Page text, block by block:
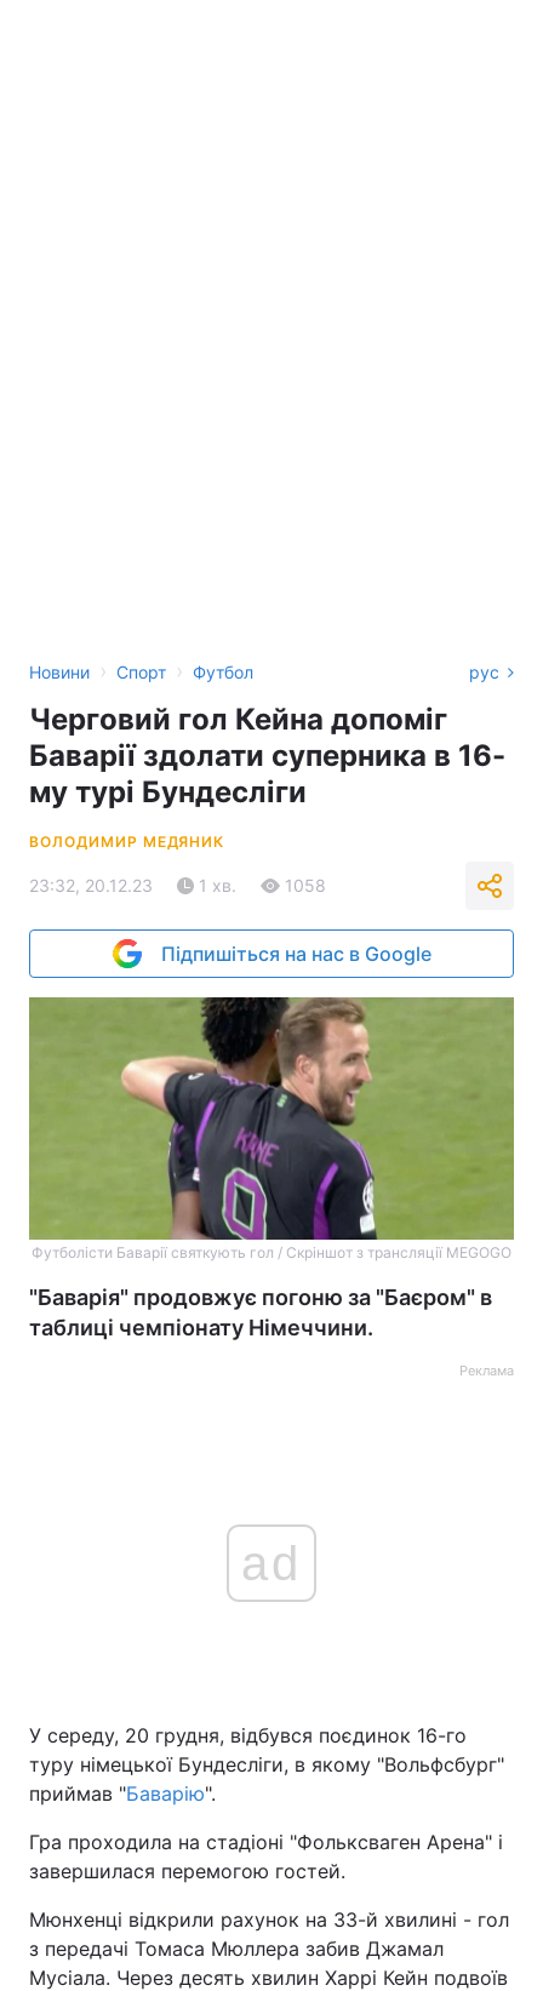
Новини › Спорт › Футбол рус
Черговий гол Кейна допоміг
Баварії здолати суперника в 16-
му турі Бундесліги
ВОЛОДИМИР МЕДЯНИК
23:32, 20.12.23 1 хв. 1058
Підпишіться на нас в Google
Футболісти Баварії святкують гол / Скріншот з трансляції MEGOGO
"Баварія" продовжує погоню за "Баєром" в
таблиці чемпіонату Німеччини.
Реклама
ad
У середу, 20 грудня, відбувся поєдинок 16-го
туру німецької Бундесліги, в якому "Вольфсбург"
приймав "Баварію".
Гра проходила на стадіоні "Фольксваген Арена" і
завершилася перемогою гостей.
Мюнхенці відкрили рахунок на 33-й хвилині - гол
з передачі Томаса Мюллера забив Джамал
Мусіала. Через десять хвилин Харрі Кейн подвоїв